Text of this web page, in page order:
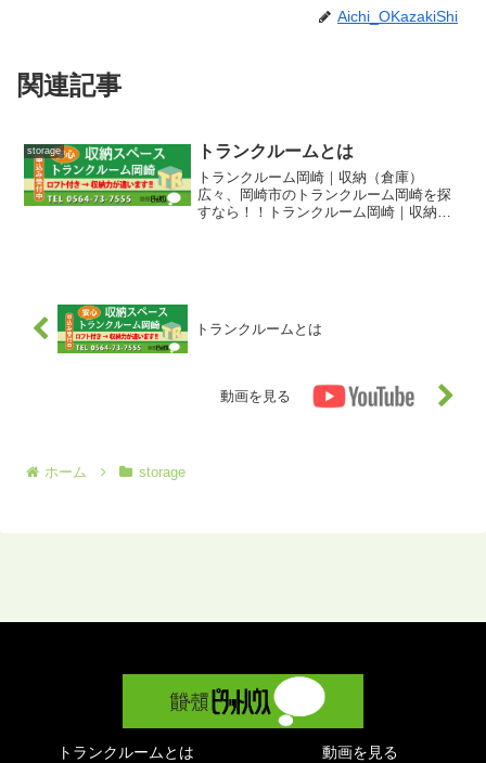
Aichi_OKazakiShi
関連記事
storage トランクルームとは
トランクルーム岡崎｜収納（倉庫）
広々、岡崎市のトランクルーム岡崎を探
すなら！！トランクルーム岡崎｜収納
トランクルームとは
動画を見る
ホーム storage
トランクルームとは 動画を見る